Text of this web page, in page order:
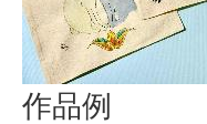
作品例